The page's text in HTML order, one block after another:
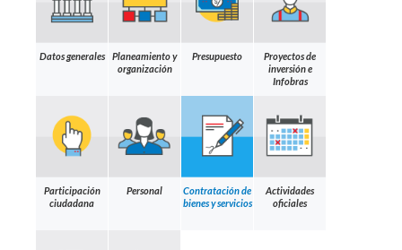
Datos generales
Planeamiento y
organización
Presupuesto
Proyectos de
inversión e
Infobras
Participación
ciudadana
Personal
Contratación de
bienes y servicios
Actividades
oficiales